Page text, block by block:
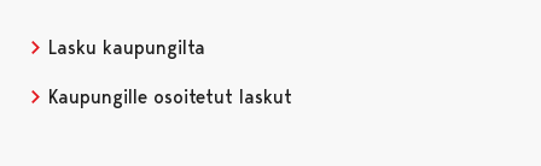
Lasku kaupungilta
Kaupungille osoitetut laskut